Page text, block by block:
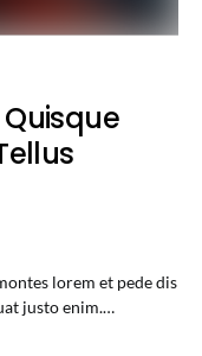
lorem et pede dis
justo enim.…